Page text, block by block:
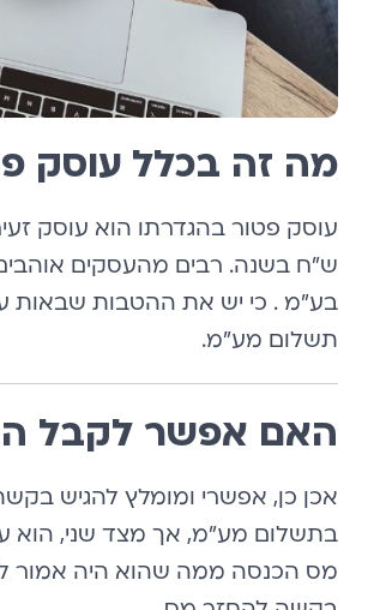
מה זה בכלל עוסק
ש״ח בשנה. רבים מהעסקים
בע״מ . כי יש את ההטבות שבאות
תשלום מע״מ.
האם אפשר לקבל
אכן כן, אפשרי ומומלץ להגיש
בתשלום מע”מ, אך מצד שני, הוא
מס הכנסה ממה שהוא היה אמור